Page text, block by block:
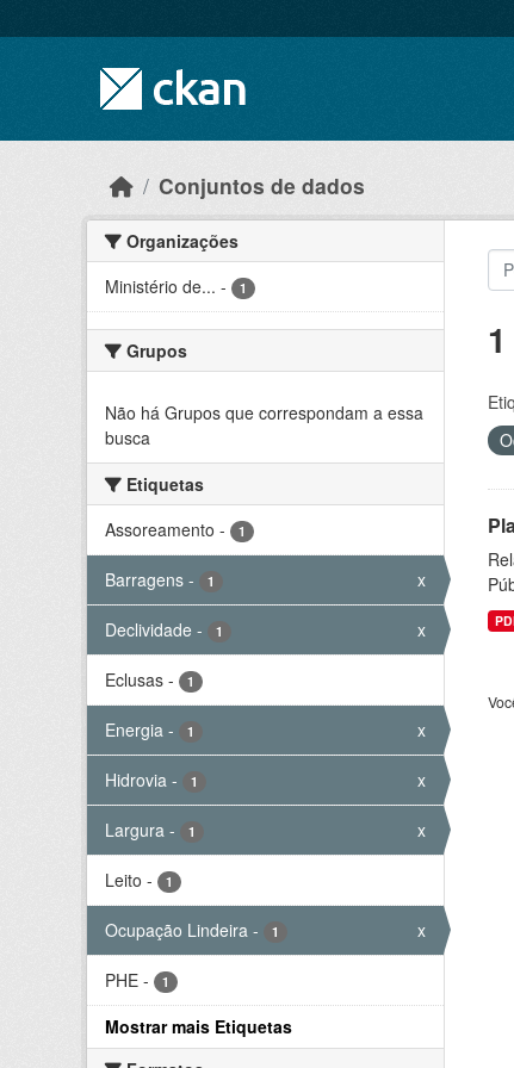
Conjuntos de dados
Organizações
Ministério de... - 1
Grupos
Não há Grupos que correspondam a essa
busca
Etiquetas
Assoreamento - 1
Barragens - 1 x
Declividade - 1 x
Eclusas - 1
Energia - 1 x
Hidrovia - 1 x
Largura - 1 x
Leito - 1
Ocupação Lindeira - 1 x
PHE - 1
Mostrar mais Etiquetas